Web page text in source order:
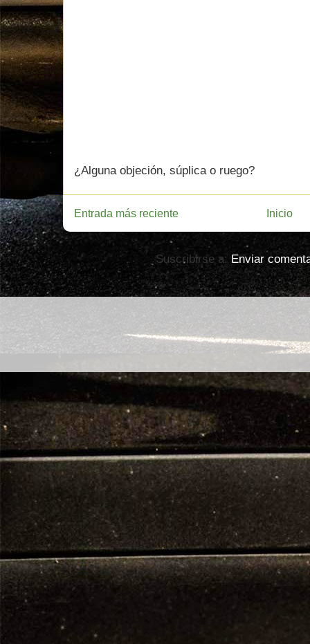
¿Alguna objeción, súplica o ruego?
Entrada más reciente Inicio
Suscribirse a: Enviar